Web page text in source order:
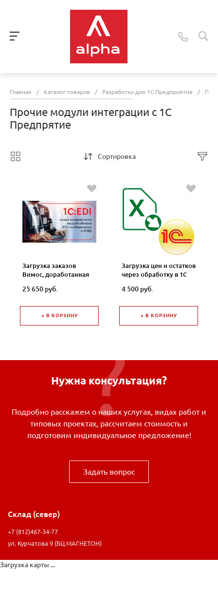
Главная / Каталог товаров / Разработки для 1С Предприятие /
Прочие модули интеграции с 1С
Предпрятие
Сортировка
Загрузка заказов
Вимос, доработанная
Предприятие 10.3
25 650 руб.
+ В КОРЗИНУ
Загрузка цен и остатков
через обработку в 1С
Комплексная
4 500 руб.
+ В КОРЗИНУ
Нужна консультация?
Подробно расскажем о наших услугах, видах работ и
типовых проектах, рассчитаем стоимость и
подготовим индивидуальное предложение!
Задать вопрос
Склад (север)
+7 (812)467-34-77
ул. Курчатова 9 (БЦ МАГНЕТОН)
Загрузка карты ...